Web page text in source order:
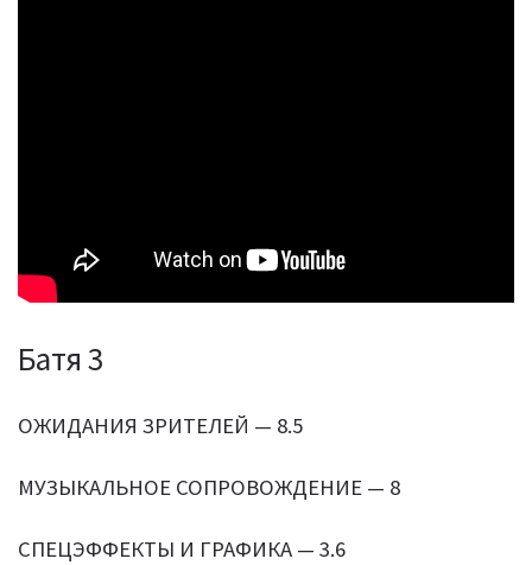
Батя 3
ОЖИДАНИЯ ЗРИТЕЛЕЙ — 8.5
МУЗЫКАЛЬНОЕ СОПРОВОЖДЕНИЕ — 8
СПЕЦЭФФЕКТЫ И ГРАФИКА — 3.6